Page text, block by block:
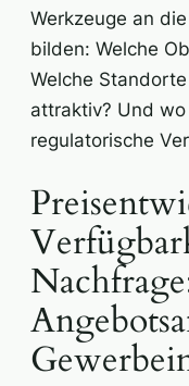
Werkzeuge an
bilden: Welche
Welche
attraktiv? Und
regulatorische